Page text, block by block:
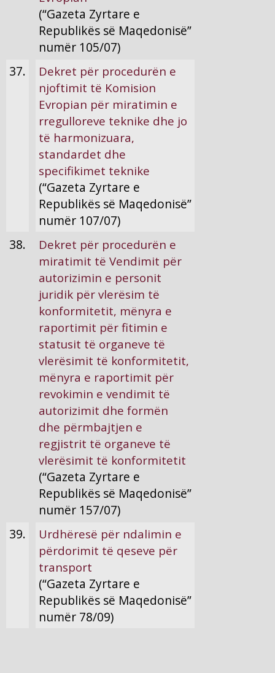
(“Gazeta Zyrtare e
Republikës së Maqedonisë”
numër 105/07)
37.
Dekret për procedurën e
njoftimit të Komision
Evropian për miratimin e
rregulloreve teknike dhe jo
të harmonizuara,
standardet dhe
specifikimet teknike
(“Gazeta Zyrtare e
Republikës së Maqedonisë”
numër 107/07)
38.
Dekret për procedurën e
miratimit të Vendimit për
autorizimin e personit
juridik për vlerësim të
konformitetit, mënyra e
raportimit për fitimin e
statusit të organeve të
vlerësimit të konformitetit,
mënyra e raportimit për
revokimin e vendimit të
autorizimit dhe formën
dhe përmbajtjen e
regjistrit të organeve të
vlerësimit të konformitetit
(“Gazeta Zyrtare e
Republikës së Maqedonisë”
numër 157/07)
39.
Urdhëresë për ndalimin e
përdorimit të qeseve për
transport
(“Gazeta Zyrtare e
Republikës së Maqedonisë”
numër 78/09)